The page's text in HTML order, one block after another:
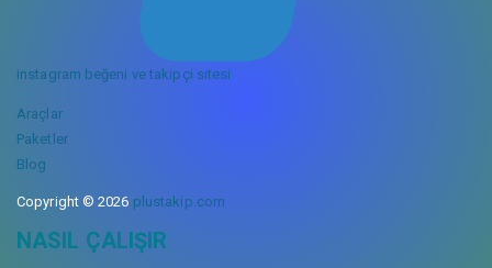
instagram beğeni ve takipçi sitesi
Araçlar
Paketler
Blog
Copyright © 2026 plustakip.com
NASIL ÇALIŞIR